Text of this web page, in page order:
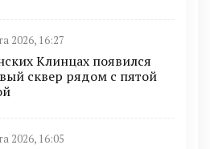
2026, 16:27
Клинцах появился
сквер рядом с пятой
2026, 16:05